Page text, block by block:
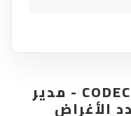
إضافة CODECANYON ADS PRO - مدير
الأغراض